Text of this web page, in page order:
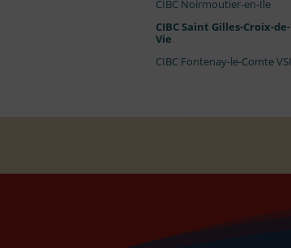
CIBC Noirmoutier-en-Île
CIBC Saint Gilles-Croix-de-
Vie
CIBC Fontenay-le-Comte VSI